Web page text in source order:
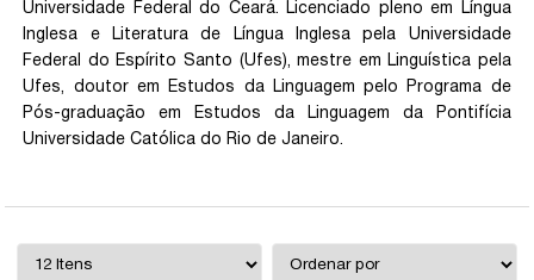
Universidade Federal do Ceará. Licenciado pleno em Língua
Inglesa e Literatura de Língua Inglesa pela Universidade
Federal do Espírito Santo (Ufes), mestre em Linguística pela
Ufes, doutor em Estudos da Linguagem pelo Programa de
Pós-graduação em Estudos da Linguagem da Pontifícia
Universidade Católica do Rio de Janeiro.